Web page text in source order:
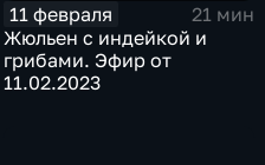
11 февраля
21 мин
Жюльен с индейкой и
грибами. Эфир от
11.02.2023